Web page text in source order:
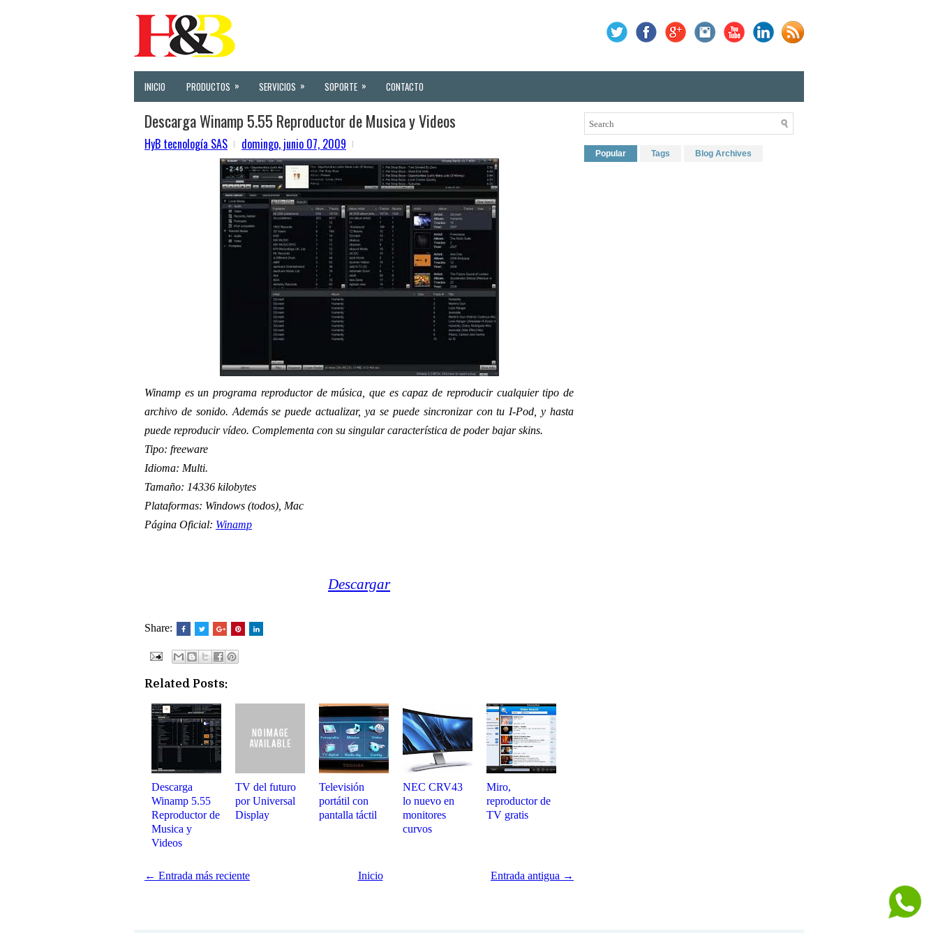
INICIO PRODUCTOS » SERVICIOS » SOPORTE » CONTACTO
Descarga Winamp 5.55 Reproductor de Musica y Videos
HyB tecnología SAS domingo, junio 07, 2009
Winamp es un programa reproductor de música, que es capaz de reproducir cualquier tipo de
archivo de sonido. Además se puede actualizar, ya se puede sincronizar con tu I-Pod, y hasta
puede reproducir vídeo. Complementa con su singular característica de poder bajar skins.
Tipo: freeware
Idioma: Multi.
Tamaño: 14336 kilobytes
Plataformas: Windows (todos), Mac
Página Oficial: Winamp
Descargar
Share:
Related Posts:
Descarga
Winamp 5.55
Reproductor de
Musica y
Videos
TV del futuro
por Universal
Display
Televisión
portátil con
pantalla táctil
NEC CRV43
lo nuevo en
monitores
curvos
Miro,
reproductor de
TV gratis
← Entrada más reciente Entrada antigua →
Inicio
Popular Tags Blog Archives